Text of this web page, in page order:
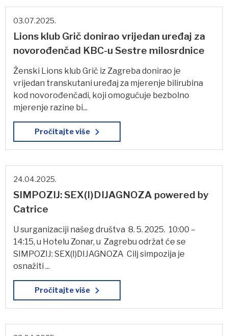
03.07.2025.
Lions klub Grič donirao vrijedan uređaj za
novorođenčad KBC-u Sestre milosrdnice
Ženski Lions klub Grič iz Zagreba donirao je
vrijedan transkutani uređaj za mjerenje bilirubina
kod novorođenčadi, koji omogućuje bezbolno
mjerenje razine bi...
Pročitajte više
24.04.2025.
SIMPOZIJ: SEX(I)DIJAGNOZA powered by
Catrice
U surganizaciji našeg društva 8. 5. 2025. 10:00 –
14:15, u Hotelu Zonar, u Zagrebu održat će se
SIMPOZIJ: SEX(I)DIJAGNOZA Cilj simpozija je
osnažiti ...
Pročitajte više